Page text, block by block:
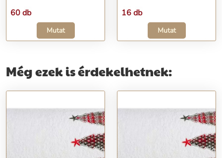
60 db
Mutat
16 db
Mutat
Még ezek is érdekelhetnek: